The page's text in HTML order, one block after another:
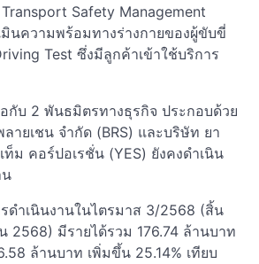
Safety Management
มินความพร้อมทางร่างกายของผู้ขับขี่
Test ซึ่งมีลูกค้าเข้าใช้บริการ
บ 2 พันธมิตรทางธุรกิจ ประกอบด้วย
ยเชน จำกัด (BRS) และบริษัท ยา
ท็ม คอร์ปอเรชั่น (YES) ยังคงดำเนิน
น
ดำเนินงานในไตรมาส 3/2568 (สิ้น
2568) มีรายได้รวม 176.74 ล้านบาท
ล้านบาท เพิ่มขึ้น 25.14% เทียบ